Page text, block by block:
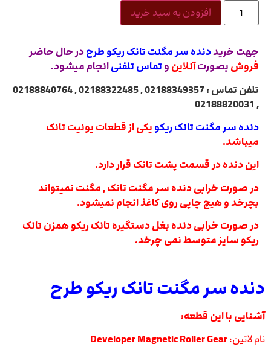
افزودن به سبد خرید
جهت خریددنده سر مگنت تانک ریکو طرحدر حال حاضر
فروش بصورتآنلاین و تماس تلفنیانجام میشود.
تلفن تماس : 02188349357 , 02188322485 , 02188840764
, 02188820031
دنده سر مگنت تانک ریکو یکی از قطعات یونیت تانک
میباشد.
این دنده در قسمت پشت تانک قرار دارد.
در صورت خرابی دنده سر مگنت تانک , مگنت نمیتواند
بچرخد و هیچ چاپی روی کاغذ انجام نمیشود.
در صورت خرابی دنده بغل دستگیره تانک ریکوهمزن تانک
ریکو سایز متوسطنمی چرخد.
دنده سر مگنت تانک ریکو طرح
آشنایی با این قطعه:
نام لاتین:Developer Magnetic Roller Gear